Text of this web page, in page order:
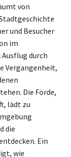
von
und Besucher
im
durch
Vergangenheit,
Die Förde,
lädt zu
die
Ein
wie